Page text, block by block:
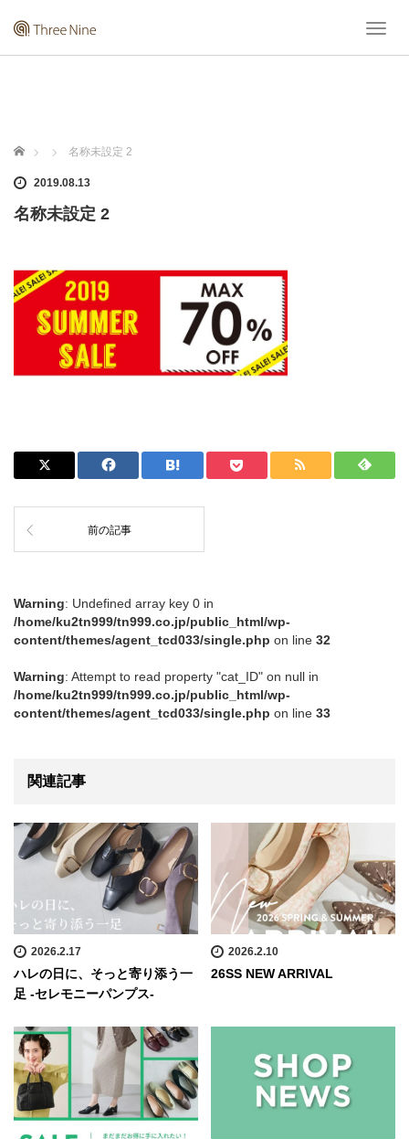
T
ホーム 名称未設定 2
2019.08.13
名称未設定 2
前の記事
Warning: Undefined array key 0 in
/home/ku2tn999/tn999.co.jp/public_html/wp-
content/themes/agent_tcd033/single.php on line 32
Warning: Attempt to read property "cat_ID" on null in
/home/ku2tn999/tn999.co.jp/public_html/wp-
content/themes/agent_tcd033/single.php on line 33
関連記事
2026.2.17
ハレの日に、そっと寄り添う一
足 -セレモニーパンプス-
2026.2.10
26SS NEW ARRIVAL